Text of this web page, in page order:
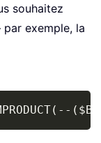
souhaitez
exemple, la
Copy